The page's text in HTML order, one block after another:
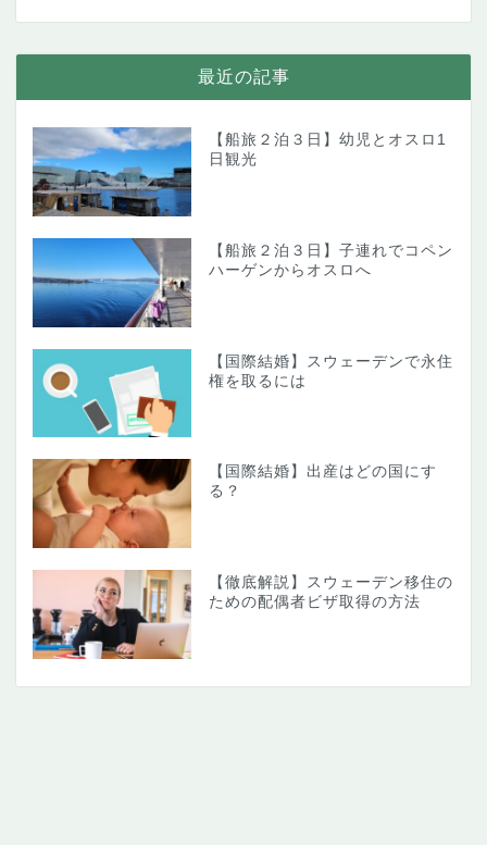
最近の記事
【船旅２泊３日】幼児とオスロ1
日観光
【船旅２泊３日】子連れでコペン
ハーゲンからオスロへ
【国際結婚】スウェーデンで永住
権を取るには
【国際結婚】出産はどの国にす
る？
【徹底解説】スウェーデン移住の
ための配偶者ビザ取得の方法